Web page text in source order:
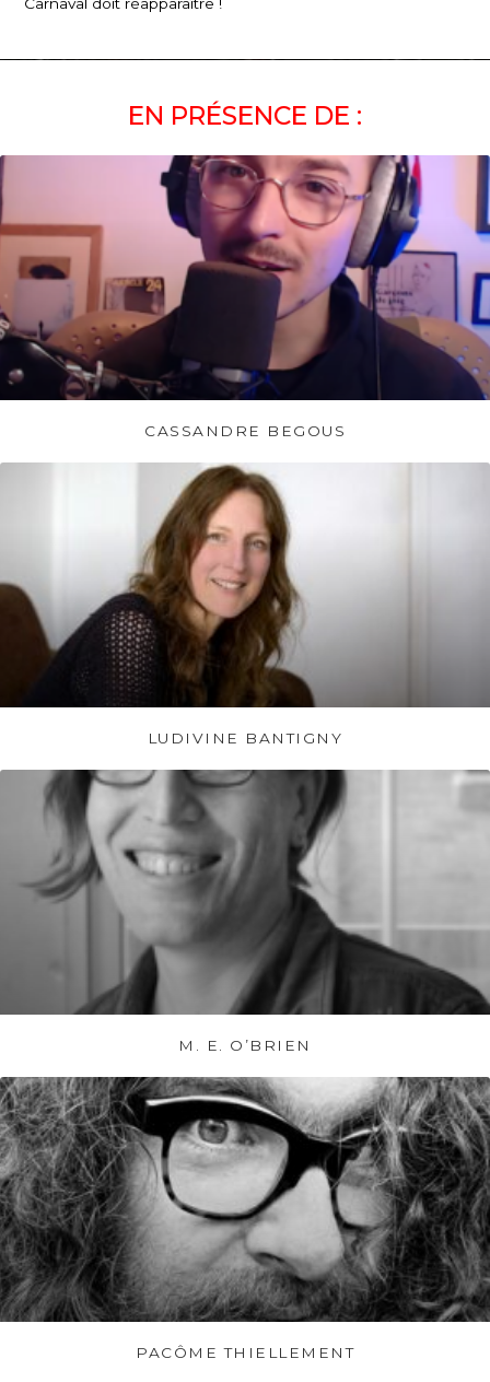
Carnaval doit réapparaître !
EN PRÉSENCE DE :
CASSANDRE BEGOUS
LUDIVINE BANTIGNY
M. E. O’BRIEN
PACÔME THIELLEMENT